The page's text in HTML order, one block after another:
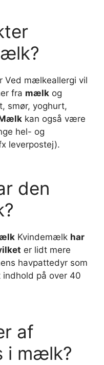
Ved mælkeallergi vil
fra mælk og
smør, yoghurt,
kan også være
hel- og
leverpostej).
den
Kvindemælk har
er lidt mere
havpattedyr som
på over 40
af
i mælk?